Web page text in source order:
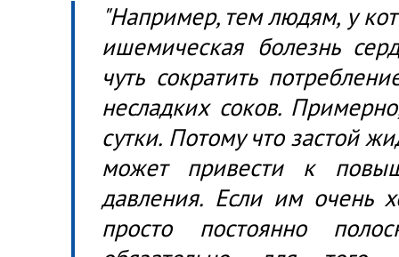
"Например, тем людям, у
ишемическая болезнь
чуть сократить
несладких соков.
сутки. Потому что застой
может привести к
давления. Если им очень
просто постоянно